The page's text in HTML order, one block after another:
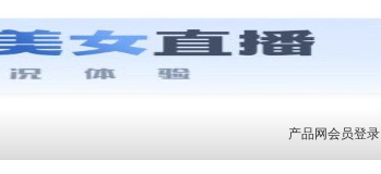
产品网会员登录